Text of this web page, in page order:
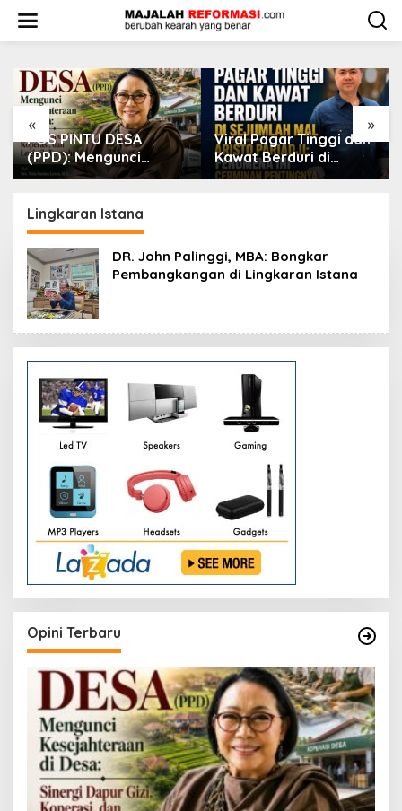
w
« »
Viral Pagar Tinggi dan
Kawat Berduri di
Sejumlah Mal, Aristo
Cerminan Pentingnya
Membangun
Kepercayaan Sosial
​Krisis Meritokrasi dan
Alarm Kepuasan Publik
Lingkaran Istana
DR. John Palinggi, MBA: Bongkar
Pembangkangan di Lingkaran Istana
Opini Terbaru